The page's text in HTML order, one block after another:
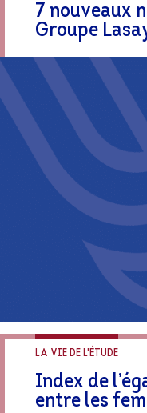
7 nouveaux
Groupe
LA VIE DE L'ÉTUDE
Index de
entre les